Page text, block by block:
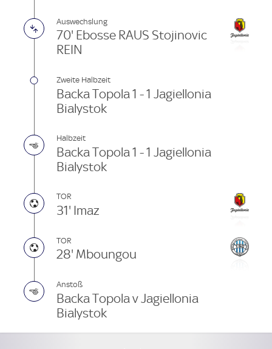
Auswechslung
70' Ebosse RAUS Stojinovic
REIN
Zweite Halbzeit
Backa Topola 1 - 1 Jagiellonia
Bialystok
Halbzeit
Backa Topola 1 - 1 Jagiellonia
Bialystok
TOR
31' Imaz
TOR
28' Mboungou
Anstoß
Backa Topola v Jagiellonia
Bialystok